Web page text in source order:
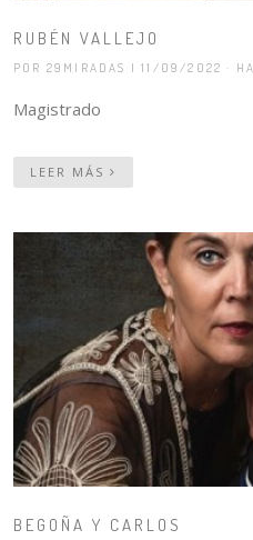
RUBÉN VALLEJO
POR 29MIRADAS | 11/09/2022 ·
Magistrado
LEER MÁS
BEGOÑA Y CARLOS